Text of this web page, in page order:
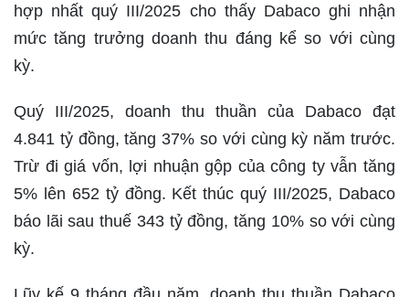
hợp nhất quý III/2025 cho thấy Dabaco ghi nhận
mức tăng trưởng doanh thu đáng kể so với cùng
kỳ.
Quý III/2025, doanh thu thuần của Dabaco đạt
4.841 tỷ đồng, tăng 37% so với cùng kỳ năm trước.
Trừ đi giá vốn, lợi nhuận gộp của công ty vẫn tăng
5% lên 652 tỷ đồng. Kết thúc quý III/2025, Dabaco
báo lãi sau thuế 343 tỷ đồng, tăng 10% so với cùng
kỳ.